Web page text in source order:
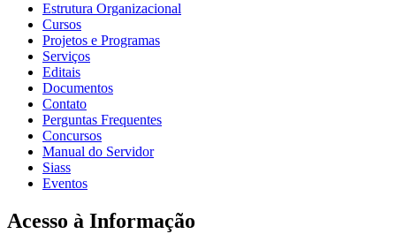
Estrutura Organizacional
Cursos
Projetos e Programas
Serviços
Editais
Documentos
Contato
Perguntas Frequentes
Concursos
Manual do Servidor
Siass
Eventos
Acesso à Informação